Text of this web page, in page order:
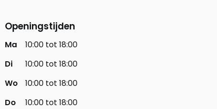
Openingstijden
Ma
10:00 tot 18:00
Di
10:00 tot 18:00
Wo
10:00 tot 18:00
Do
10:00 tot 18:00